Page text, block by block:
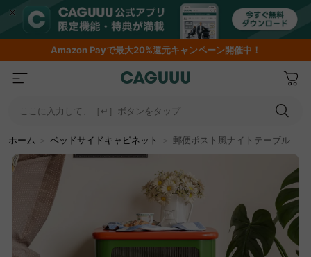
AmazonPayで最大20%還元キャンペーン開催中！
ここに入力して、［↵］ボタンをタップ
ホーム ベッドサイドキャビネット 郵便ポスト風ナイトテーブル